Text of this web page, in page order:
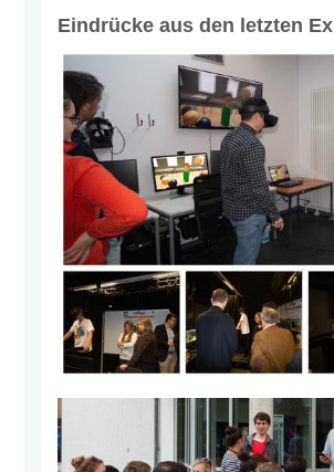
Eindrücke aus den letzten